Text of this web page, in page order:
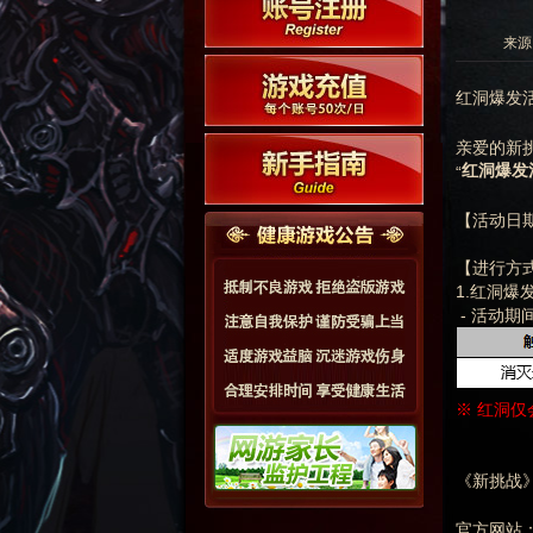
来
红洞爆发
亲爱的新
“红洞爆发
【活动日
【进行方
1.红洞爆
- 活动期
※ 红洞仅
《新挑战
官方网站